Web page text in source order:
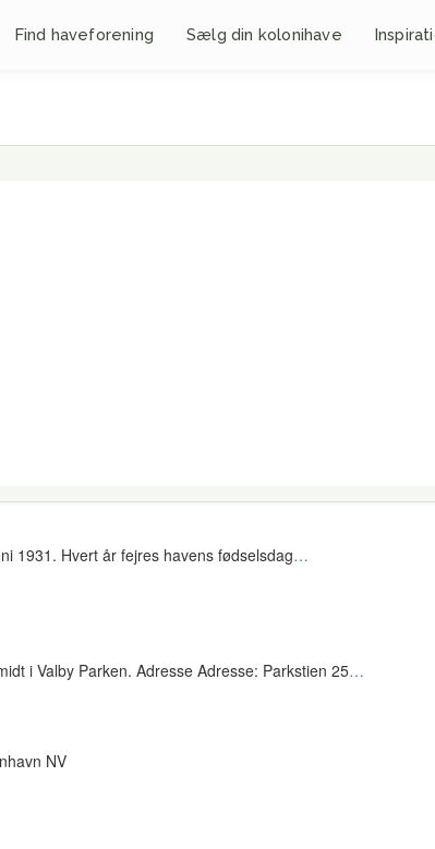
Find haveforening Sælg din kolonihave
1931. Hvert år fejres havens fødselsdag…
i Valby Parken. Adresse Adresse: Parkstien 25…
NV